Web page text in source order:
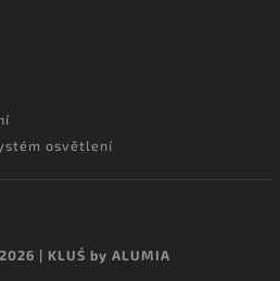
osvětlení
| KLUŚ by ALUMIA